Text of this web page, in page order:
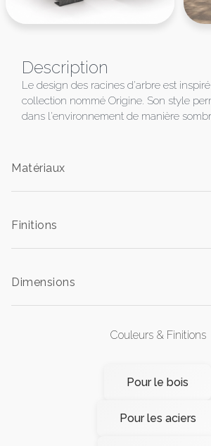
Description
Le design des racines d'arbre est
collection nommé Origine. Son style
dans l'environnement de manière
Matériaux
Finitions
Dimensions
Couleurs & Finitions
Pour le bois
Pour les aciers